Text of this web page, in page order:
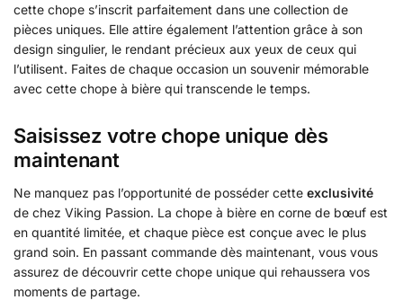
cette chope s’inscrit parfaitement dans une collection de
pièces uniques. Elle attire également l’attention grâce à son
design singulier, le rendant précieux aux yeux de ceux qui
l’utilisent. Faites de chaque occasion un souvenir mémorable
avec cette chope à bière qui transcende le temps.
Saisissez votre chope unique dès
maintenant
Ne manquez pas l’opportunité de posséder cette exclusivité
de chez Viking Passion. La chope à bière en corne de bœuf est
en quantité limitée, et chaque pièce est conçue avec le plus
grand soin. En passant commande dès maintenant, vous vous
assurez de découvrir cette chope unique qui rehaussera vos
moments de partage.